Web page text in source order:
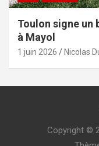
Toulon signe un
à Mayol
1 juin 2026 Nicolas
Copyright ©